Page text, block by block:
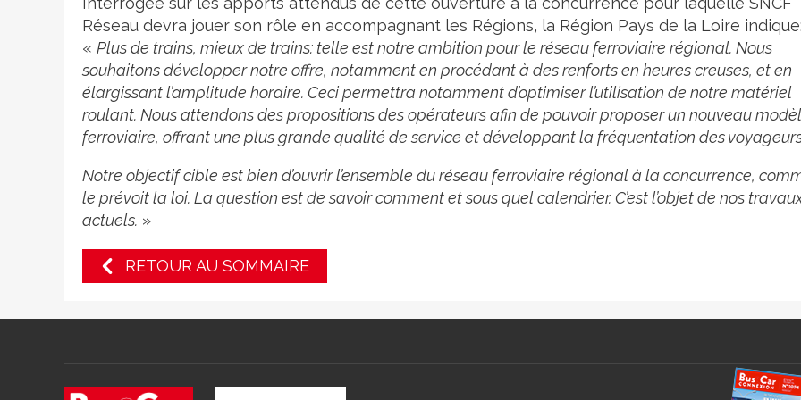
Réseau devra jouer son rôle en accompagnant les Régions, la Région Pays de la Loire indique:
« Plus de trains, mieux de trains: telle est notre ambition pour le réseau ferroviaire régional. Nous
souhaitons développer notre offre, notamment en procédant à des renforts en heures creuses, et en
élargissant l’amplitude horaire. Ceci permettra notamment d’optimiser l’utilisation de notre matériel
roulant. Nous attendons des propositions des opérateurs afin de pouvoir proposer un nouveau
ferroviaire, offrant une plus grande qualité de service et développant la fréquentation des
Notre objectif cible est bien d’ouvrir l’ensemble du réseau ferroviaire régional à la concurrence,
le prévoit la loi. La question est de savoir comment et sous quel calendrier. C’est l’objet de nos
actuels. »
RETOUR AU SOMMAIRE